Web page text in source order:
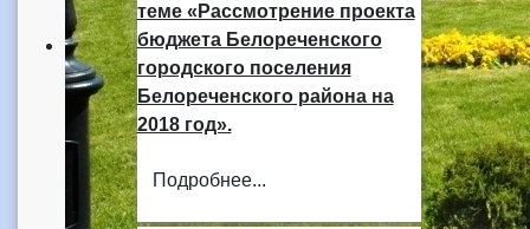
теме «Рассмотрение проекта
бюджета Белореченского
городского поселения
Белореченского района на
2018 год».
Подробнее...